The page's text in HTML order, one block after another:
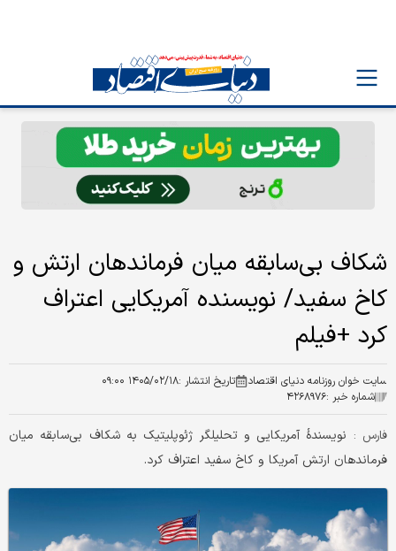
شکاف بی‌سابقه میان فرماندهان ارتش و
کاخ سفید/ نویسنده آمریکایی اعتراف
کرد +فیلم
سایت خوان روزنامه دنیای اقتصاد تاریخ انتشار :۱۴۰۵/۰۲/۱۸ ۰۹:۰۰
شماره خبر :۴۲۶۸۹۷۶
فارس : نویسندهٔ آمریکایی و تحلیلگر ژئوپلیتیک به شکاف بی‌سابقه میان
فرماندهان ارتش آمریکا و کاخ سفید اعتراف کرد.